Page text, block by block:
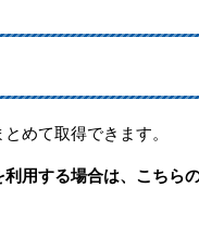
めて取得できます。
用する場合は、こちら